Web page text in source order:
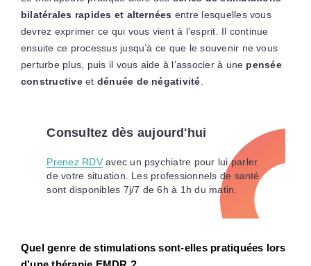
bilatérales rapides et alternées entre lesquelles vous
devrez exprimer ce qui vous vient à l’esprit. Il continue
ensuite ce processus jusqu’à ce que le souvenir ne vous
perturbe plus, puis il vous aide à l’associer à une pensée
constructiveet dénuée de négativité.
Consultez dès aujourd'hui
Prenez RDVavec un psychiatre pour lui parler
de votre situation. Les professionnels de santé
sont disponibles 7j/7 de 6h à 1h du matin.
Quel genre de stimulations sont-elles pratiquées lors